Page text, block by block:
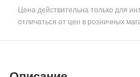
Цена действительна только для
отличаться от цен в розничных